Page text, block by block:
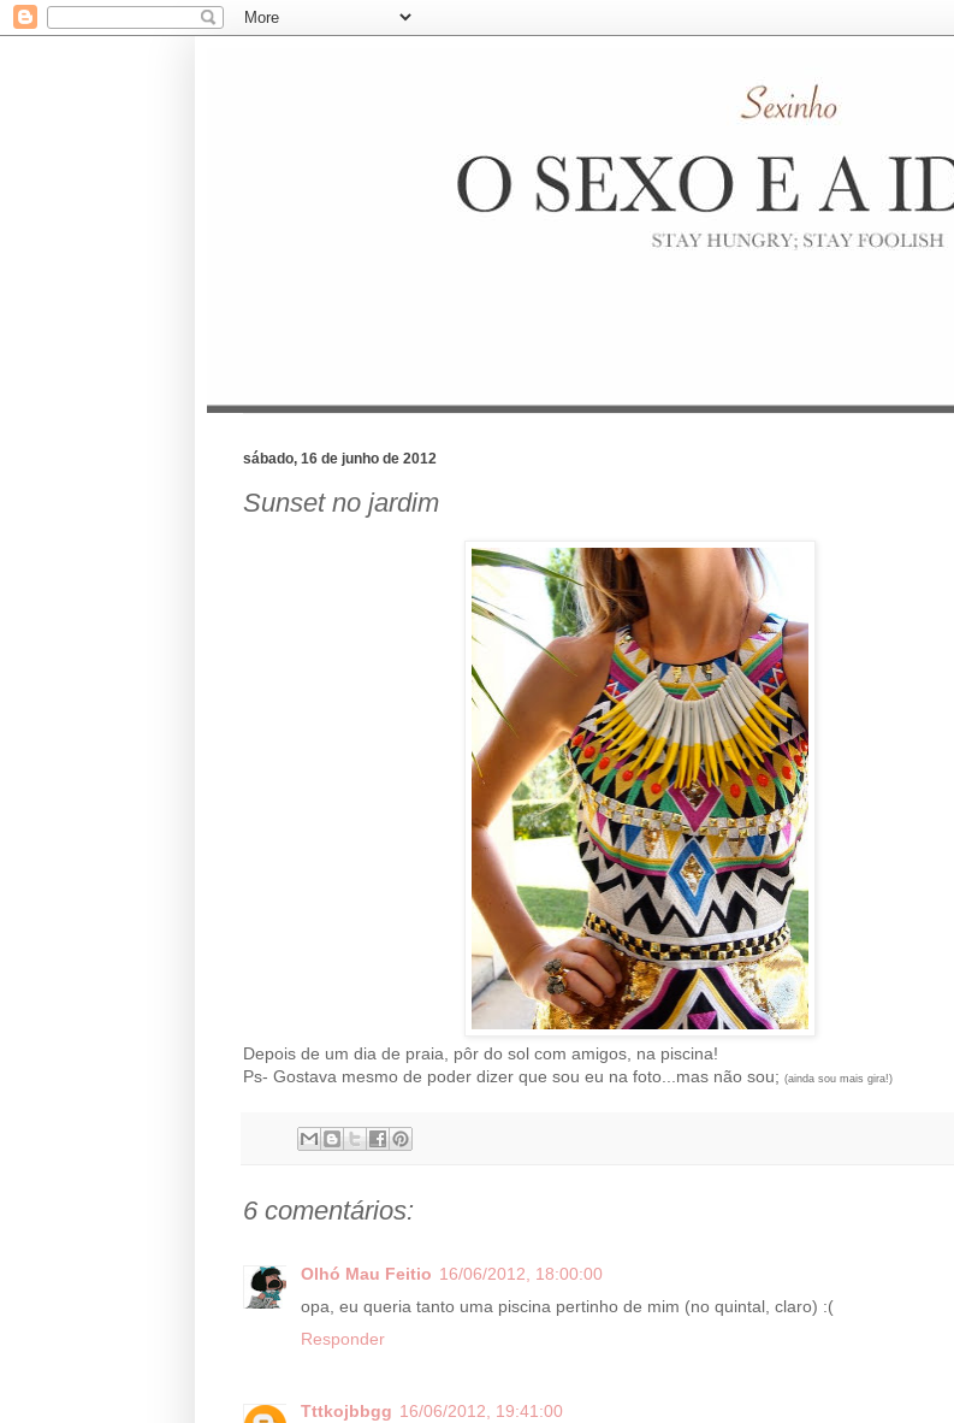
sábado, 16 de junho de 2012
Sunset no jardim
Depois de um dia de praia, pôr do sol com amigos, na piscina!
Ps- Gostava mesmo de poder dizer que sou eu na foto...mas não sou; (ainda sou mais gira!)
6 comentários:
Olhó Mau Feitio 16/06/2012, 18:00:00
opa, eu queria tanto uma piscina pertinho de mim (no quintal, claro) :(
Responder
Tttkojbbgg 16/06/2012, 19:41:00